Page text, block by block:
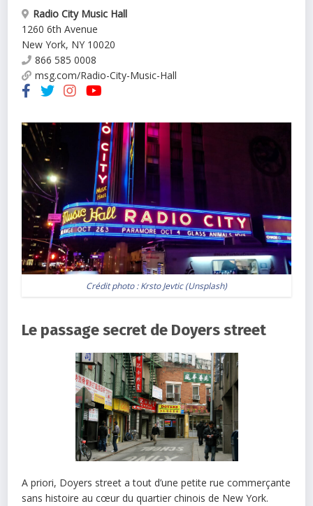
Radio City Music Hall
1260 6th Avenue
New York, NY 10020
866 585 0008
msg.com/Radio-City-Music-Hall
Crédit photo :Krsto Jevtic(Unsplash)
Le passage secret de Doyers street
A priori, Doyers street a tout d’une petite rue commerçante
sans histoire au cœur du quartier chinois de New York.